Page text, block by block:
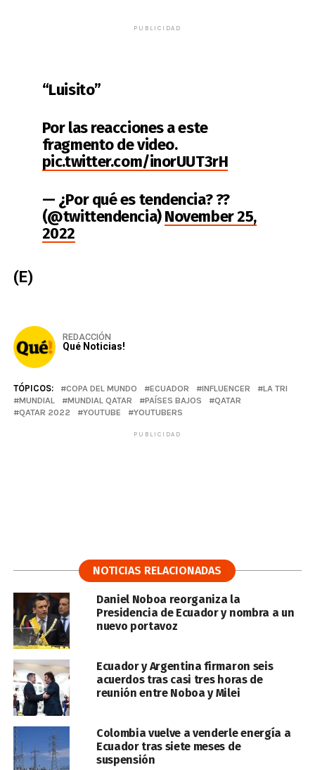
PUBLICIDAD
“Luisito”
Por las reacciones a este
fragmento de video.
pic.twitter.com/inorUUT3rH
— ¿Por qué es tendencia? ??
(@twittendencia)November 25,
2022
(E)
REDACCIÓN
Qué Noticias!
TÓPICOS: COPA DEL MUNDO ECUADOR INFLUENCER
LA TRI
MUNDIAL
MUNDIAL QATAR PAÍSES BAJOS
QATAR
QATAR 2022
YOUTUBE YOUTUBERS
PUBLICIDAD
NOTICIAS RELACIONADAS
Daniel Noboa reorganiza la
Presidencia de Ecuador y nombra a un
nuevo portavoz
Ecuador y Argentina firmaron seis
acuerdos tras casi tres horas de
reunión entre Noboa y Milei
Colombia vuelve a venderle energía a
Ecuador tras siete meses de
suspensión